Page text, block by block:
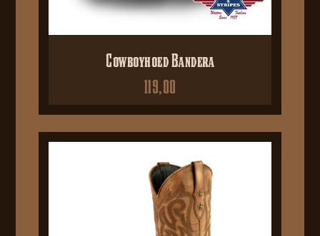
Cowboyhoed Bandera
119,00